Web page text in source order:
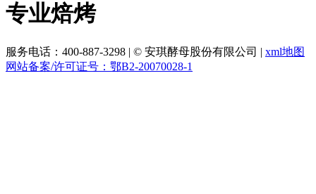
专业焙烤
服务电话：400-887-3298 | © 安琪酵母股份有限公司 | xml地图
网站备案/许可证号：鄂B2-20070028-1